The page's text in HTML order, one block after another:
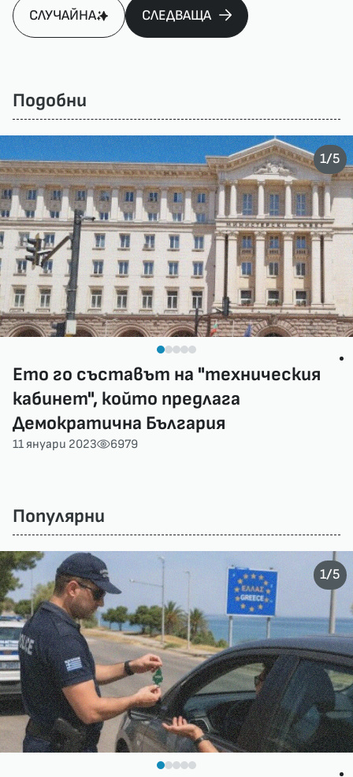
СЛУЧАЙНА СЛЕДВАЩА
Подобни
Ето го съставът на "техническия
кабинет", който предлага
Демократична България
11 януари 2023 6979
1/5
Популярни
1/5